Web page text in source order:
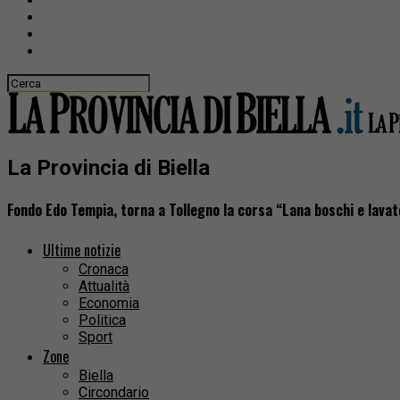
La Provincia di Biella
Fondo Edo Tempia, torna a Tollegno la corsa “Lana boschi e
Ultime notizie
Cronaca
Attualità
Economia
Politica
Sport
Zone
Biella
Circondario